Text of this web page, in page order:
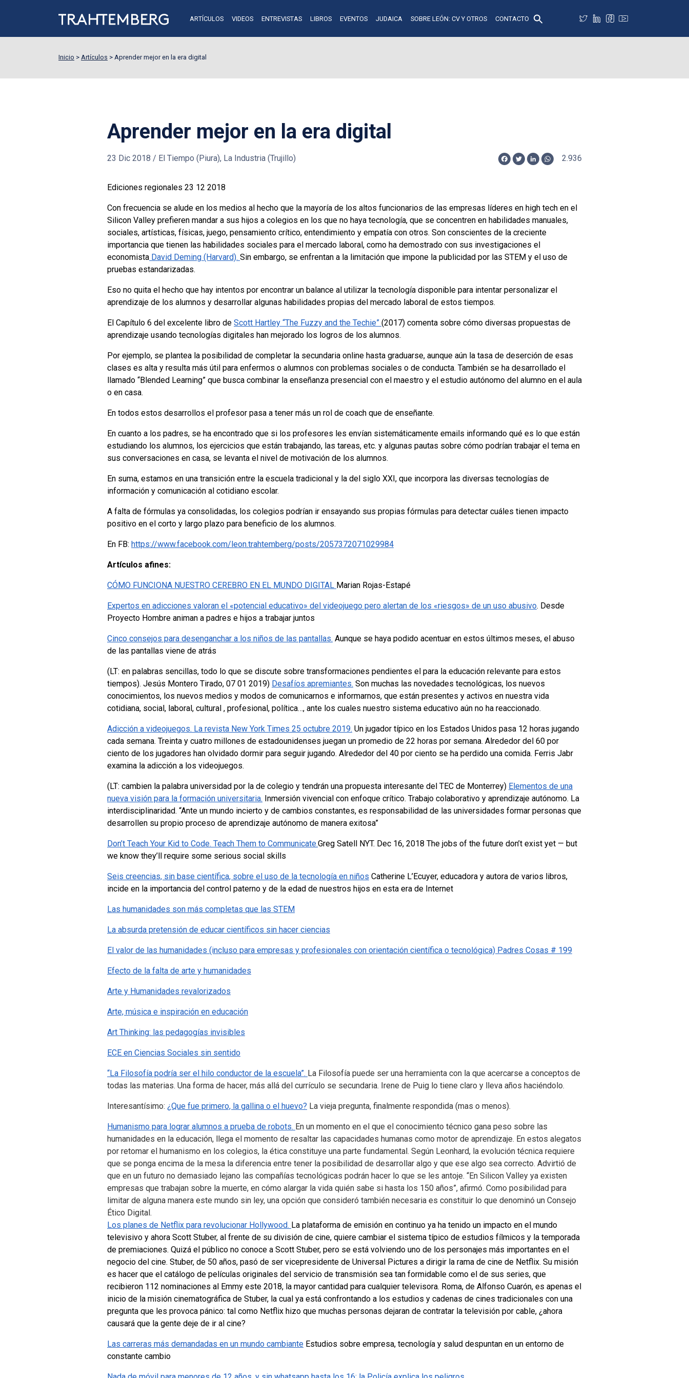
ARTÍCULOS VIDEOS ENTREVISTAS LIBROS EVENTOS JUDAICA SOBRE LEÓN: CV Y OTROS CONTACTO
Inicio > Artículos > Aprender mejor en la era digital
Aprender mejor en la era digital
23 Dic 2018 / El Tiempo (Piura), La Industria (Trujillo)
Facebook
TwitterLinkedInWhatsApp
2.936
Ediciones regionales 23 12 2018
Con frecuencia se alude en los medios al hecho que la mayoría de los altos funcionarios de las empresas líderes en high tech en el
Silicon Valley prefieren mandar a sus hijos a colegios en los que no haya tecnología, que se concentren en habilidades manuales,
sociales, artísticas, físicas, juego, pensamiento crítico, entendimiento y empatía con otros. Son conscientes de la creciente
importancia que tienen las habilidades sociales para el mercado laboral, como ha demostrado con sus investigaciones el
economista David Deming (Harvard). Sin embargo, se enfrentan a la limitación que impone la publicidad por las STEM y el uso de
pruebas estandarizadas.
Eso no quita el hecho que hay intentos por encontrar un balance al utilizar la tecnología disponible para intentar personalizar el
aprendizaje de los alumnos y desarrollar algunas habilidades propias del mercado laboral de estos tiempos.
El Capítulo 6 del excelente libro de Scott Hartley “The Fuzzy and the Techie” (2017) comenta sobre cómo diversas propuestas de
aprendizaje usando tecnologías digitales han mejorado los logros de los alumnos.
Por ejemplo, se plantea la posibilidad de completar la secundaria online hasta graduarse, aunque aún la tasa de deserción de esas
clases es alta y resulta más útil para enfermos o alumnos con problemas sociales o de conducta. También se ha desarrollado el
llamado “Blended Learning” que busca combinar la enseñanza presencial con el maestro y el estudio autónomo del alumno en el aula
o en casa.
En todos estos desarrollos el profesor pasa a tener más un rol de coach que de enseñante.
En cuanto a los padres, se ha encontrado que si los profesores les envían sistemáticamente emails informando qué es lo que están
estudiando los alumnos, los ejercicios que están trabajando, las tareas, etc. y algunas pautas sobre cómo podrían trabajar el tema en
sus conversaciones en casa, se levanta el nivel de motivación de los alumnos.
En suma, estamos en una transición entre la escuela tradicional y la del siglo XXI, que incorpora las diversas tecnologías de
información y comunicación al cotidiano escolar.
A falta de fórmulas ya consolidadas, los colegios podrían ir ensayando sus propias fórmulas para detectar cuáles tienen impacto
positivo en el corto y largo plazo para beneficio de los alumnos.
En FB: https://www.facebook.com/leon.trahtemberg/posts/2057372071029984
Artículos afines:
CÓMO FUNCIONA NUESTRO CEREBRO EN EL MUNDO DIGITAL Marian Rojas-Estapé
Expertos en adicciones valoran el «potencial educativo» del videojuego pero alertan de los «riesgos» de un uso abusivo. Desde
Proyecto Hombre animan a padres e hijos a trabajar juntos
Cinco consejos para desenganchar a los niños de las pantallas. Aunque se haya podido acentuar en estos últimos meses, el abuso
de las pantallas viene de atrás
(LT: en palabras sencillas, todo lo que se discute sobre transformaciones pendientes el para la educación relevante para estos
tiempos). Jesús Montero Tirado, 07 01 2019) Desafíos apremiantes. Son muchas las novedades tecnológicas, los nuevos
conocimientos, los nuevos medios y modos de comunicarnos e informarnos, que están presentes y activos en nuestra vida
cotidiana, social, laboral, cultural , profesional, política…, ante los cuales nuestro sistema educativo aún no ha reaccionado.
Adicción a videojuegos. La revista New York Times 25 octubre 2019. Un jugador típico en los Estados Unidos pasa 12 horas jugando
cada semana. Treinta y cuatro millones de estadounidenses juegan un promedio de 22 horas por semana. Alrededor del 60 por
ciento de los jugadores han olvidado dormir para seguir jugando. Alrededor del 40 por ciento se ha perdido una comida. Ferris Jabr
examina la adicción a los videojuegos.
(LT: cambien la palabra universidad por la de colegio y tendrán una propuesta interesante del TEC de Monterrey) Elementos de una
nueva visión para la formación universitaria. Inmersión vivencial con enfoque crítico. Trabajo colaborativo y aprendizaje autónomo. La
interdisciplinaridad. “Ante un mundo incierto y de cambios constantes, es responsabilidad de las universidades formar personas que
desarrollen su propio proceso de aprendizaje autónomo de manera exitosa”
Don’t Teach Your Kid to Code. Teach Them to Communicate.Greg Satell NYT. Dec 16, 2018 The jobs of the future don’t exist yet — but
we know they’ll require some serious social skills
Seis creencias, sin base científica, sobre el uso de la tecnología en niños Catherine L’Ecuyer, educadora y autora de varios libros,
incide en la importancia del control paterno y de la edad de nuestros hijos en esta era de Internet
Las humanidades son más completas que las STEM
La absurda pretensión de educar científicos sin hacer ciencias
El valor de las humanidades (incluso para empresas y profesionales con orientación científica o tecnológica) Padres Cosas # 199
Efecto de la falta de arte y humanidades
Arte y Humanidades revalorizados
Arte, música e inspiración en educación
Art Thinking: las pedagogías invisibles
ECE en Ciencias Sociales sin sentido
“La Filosofía podría ser el hilo conductor de la escuela”. La Filosofía puede ser una herramienta con la que acercarse a conceptos de
todas las materias. Una forma de hacer, más allá del currículo se secundaria. Irene de Puig lo tiene claro y lleva años haciéndolo.
Interesantísimo: ¿Que fue primero, la gallina o el huevo? La vieja pregunta, finalmente respondida (mas o menos).
Humanismo para lograr alumnos a prueba de robots. En un momento en el que el conocimiento técnico gana peso sobre las
humanidades en la educación, llega el momento de resaltar las capacidades humanas como motor de aprendizaje. En estos alegatos
por retomar el humanismo en los colegios, la ética constituye una parte fundamental. Según Leonhard, la evolución técnica requiere
que se ponga encima de la mesa la diferencia entre tener la posibilidad de desarrollar algo y que ese algo sea correcto. Advirtió de
que en un futuro no demasiado lejano las compañías tecnológicas podrán hacer lo que se les antoje. “En Silicon Valley ya existen
empresas que trabajan sobre la muerte, en cómo alargar la vida quién sabe si hasta los 150 años”, afirmó. Como posibilidad para
limitar de alguna manera este mundo sin ley, una opción que consideró también necesaria es constituir lo que denominó un Consejo
Ético Digital.
Los planes de Netflix para revolucionar Hollywood. La plataforma de emisión en continuo ya ha tenido un impacto en el mundo
televisivo y ahora Scott Stuber, al frente de su división de cine, quiere cambiar el sistema típico de estudios fílmicos y la temporada
de premiaciones. Quizá el público no conoce a Scott Stuber, pero se está volviendo uno de los personajes más importantes en el
negocio del cine. Stuber, de 50 años, pasó de ser vicepresidente de Universal Pictures a dirigir la rama de cine de Netflix. Su misión
es hacer que el catálogo de películas originales del servicio de transmisión sea tan formidable como el de sus series, que
recibieron 112 nominaciones al Emmy este 2018, la mayor cantidad para cualquier televisora. Roma, de Alfonso Cuarón, es apenas el
inicio de la misión cinematográfica de Stuber, la cual ya está confrontando a los estudios y cadenas de cines tradicionales con una
pregunta que les provoca pánico: tal como Netflix hizo que muchas personas dejaran de contratar la televisión por cable, ¿ahora
causará que la gente deje de ir al cine?
Las carreras más demandadas en un mundo cambiante Estudios sobre empresa, tecnología y salud despuntan en un entorno de
constante cambio